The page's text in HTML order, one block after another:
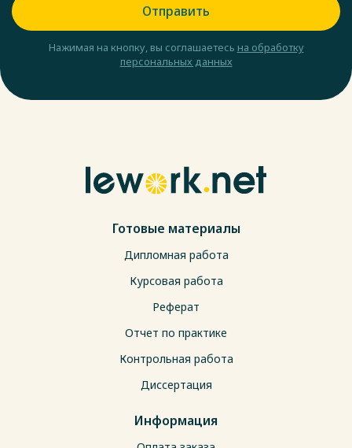
Отправить
Нажимая на кнопку, вы соглашаетесь на обработку
персональных данных
Готовые материалы
Дипломная работа
Курсовая работа
Реферат
Отчет по практике
Контрольная работа
Диссертация
Информация